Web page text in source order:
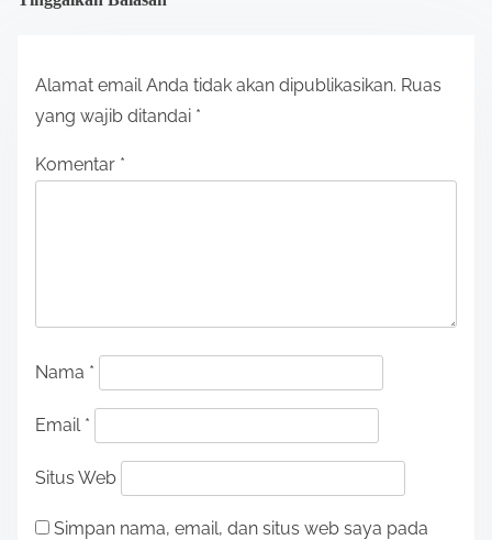
Alamat email Anda tidak akan dipublikasikan. Ruas
yang wajib ditandai *
Komentar *
Nama *
Email *
Situs Web
Simpan nama, email, dan situs web saya pada